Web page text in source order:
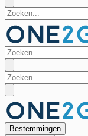
Bestemmingen